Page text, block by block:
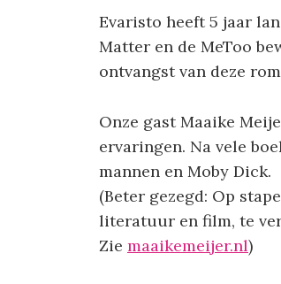
Evaristo heeft 5 jaar
Matter en de MeToo
ontvangst van deze
Onze gast Maaike
ervaringen. Na vele
mannen en Moby Dick.
(Beter gezegd: Op
literatuur en film, te
Zie maaikemeijer.nl)